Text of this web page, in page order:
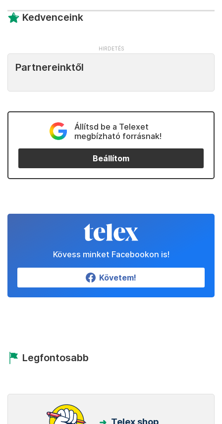
Kedvenceink
Partnereinktől
Állítsd be a Telexet
megbízható forrásnak!
Beállítom
Kövess minket Facebookon is!
Követem!
Legfontosabb
Telex shop